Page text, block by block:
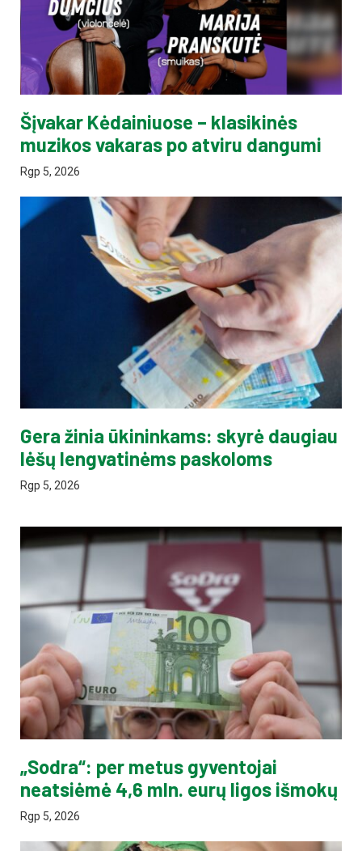
Šįvakar Kėdainiuose – klasikinės
muzikos vakaras po atviru dangumi
Rgp 5, 2026
Gera žinia ūkininkams: skyrė daugiau
lėšų lengvatinėms paskoloms
Rgp 5, 2026
„Sodra“: per metus gyventojai
neatsiėmė 4,6 mln. eurų ligos išmokų
Rgp 5, 2026